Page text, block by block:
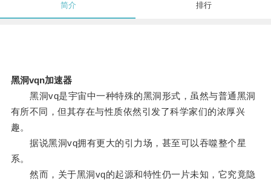
简介 排行
黑洞vqn加速器
黑洞vq是宇宙中一种特殊的黑洞形式，虽然与普通黑洞
有所不同，但其存在与性质依然引发了科学家们的浓厚兴
趣。
据说黑洞vq拥有更大的引力场，甚至可以吞噬整个星
系。
然而，关于黑洞vq的起源和特性仍一片未知，它究竟隐